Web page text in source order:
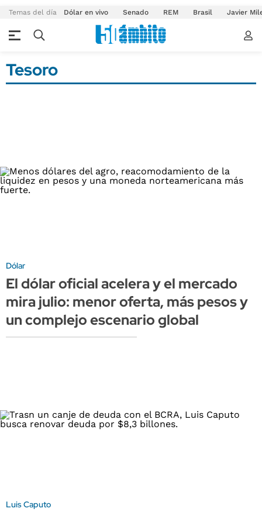
Temas del día Dólar en vivo Senado REM Brasil Javier
Tesoro
Dólar
El dólar oficial acelera y el mercado
mira julio: menor oferta, más pesos y
un complejo escenario global
Luis Caputo